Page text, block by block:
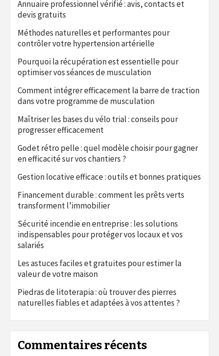
Annuaire professionnel vérifié : avis, contacts et
devis gratuits
Méthodes naturelles et performantes pour
contrôler votre hypertension artérielle
Pourquoi la récupération est essentielle pour
optimiser vos séances de musculation
Comment intégrer efficacement la barre de traction
dans votre programme de musculation
Maîtriser les bases du vélo trial : conseils pour
progresser efficacement
Godet rétro pelle : quel modèle choisir pour gagner
en efficacité sur vos chantiers ?
Gestion locative efficace : outils et bonnes pratiques
Financement durable : comment les prêts verts
transforment l’immobilier
Sécurité incendie en entreprise : les solutions
indispensables pour protéger vos locaux et vos
salariés
Les astuces faciles et gratuites pour estimer la
valeur de votre maison
Piedras de litoterapia : où trouver des pierres
naturelles fiables et adaptées à vos attentes ?
Commentaires récents